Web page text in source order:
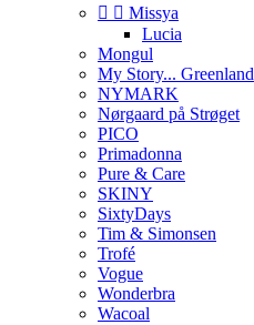
  Missya
Lucia
Mongul
My Story... Greenland
NYMARK
Nørgaard på Strøget
PICO
Primadonna
Pure & Care
SKINY
SixtyDays
Tim & Simonsen
Trofé
Vogue
Wonderbra
Wacoal